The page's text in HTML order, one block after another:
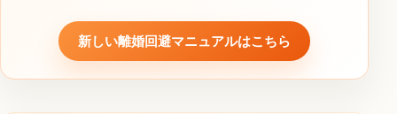
新しい離婚回避マニュアルはこちら